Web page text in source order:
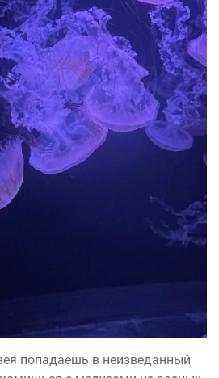
попадаешь в неизведанный